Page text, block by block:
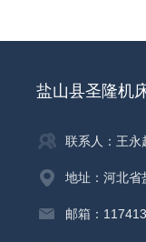
盐山县圣隆机
联系人：王永
地址：河北省
邮箱：